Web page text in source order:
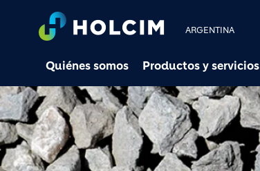
ARGENTINA
Quiénes somos Productos y servicios